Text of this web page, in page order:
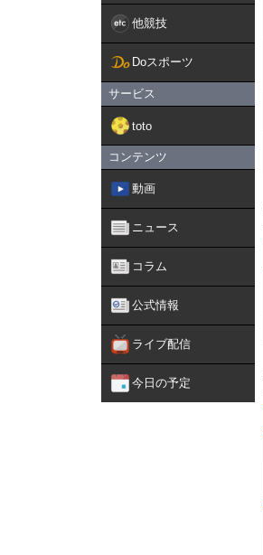
他競技
Doスポーツ
サービス
toto
コンテンツ
動画
ニュース
コラム
公式情報
ライブ配信
今日の予定